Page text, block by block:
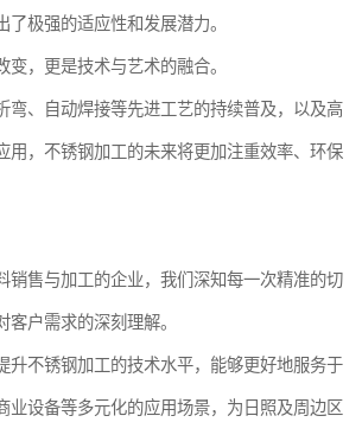
了极强的适应性和发展潜力。
变，更是技术与艺术的融合。
弯、自动焊接等先进工艺的持续普及，以及高
用，不锈钢加工的未来将更加注重效率、环保
销售与加工的企业，我们深知每一次精准的切
户需求的深刻理解。
升不锈钢加工的技术水平，能够更好地服务于
业设备等多元化的应用场景，为日照及周边区